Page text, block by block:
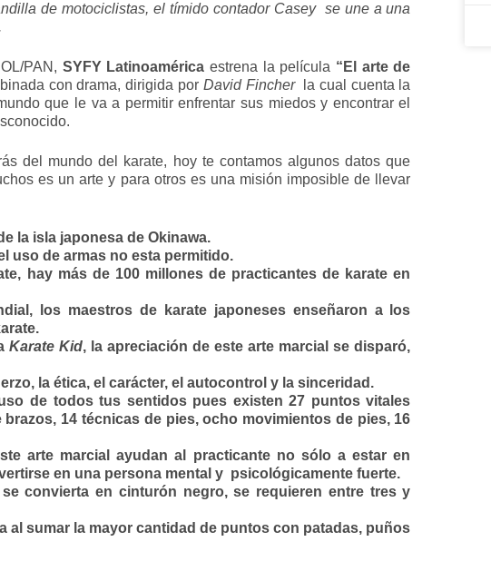
de motociclistas, el tímido contador Casey se une a una
PAN, SYFY Latinoamérica estrena la película “El arte de
con drama, dirigida por David Fincher
la cual cuenta la
que le va a permitir enfrentar sus miedos y encontrar el
del mundo del karate, hoy te contamos algunos datos que
es un arte y para otros es una misión imposible de llevar
la isla japonesa de Okinawa.
uso de armas no esta permitido.
hay más de 100 millones de practicantes de karate en
los maestros de karate japoneses enseñaron a los
Karate Kid, la apreciación de este arte marcial se disparó,
la ética, el carácter, el autocontrol y la sinceridad.
de todos tus sentidos pues existen 27 puntos vitales
14 técnicas de pies, ocho movimientos de pies, 16
arte marcial ayudan al practicante no sólo a estar en
en una persona mental y psicológicamente fuerte.
convierta en cinturón negro, se requieren entre tres y
al sumar la mayor cantidad de puntos con patadas, puños